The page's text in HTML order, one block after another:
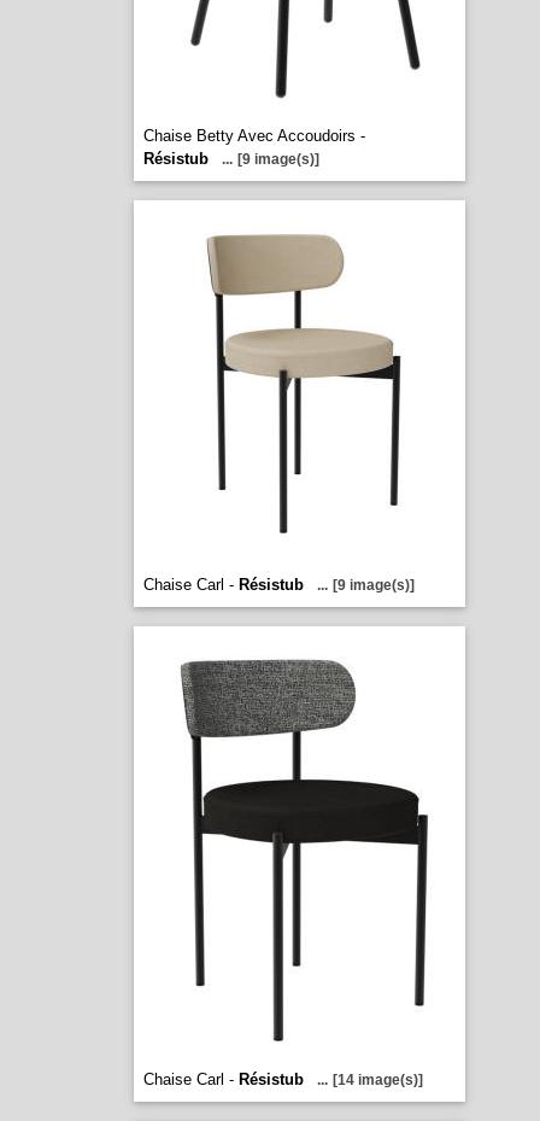
Chaise Betty Avec Accoudoirs -
Résistub
... [9 image(s)]
Chaise Carl - Résistub ... [9 image(s)]
Chaise Carl - Résistub ... [14 image(s)]